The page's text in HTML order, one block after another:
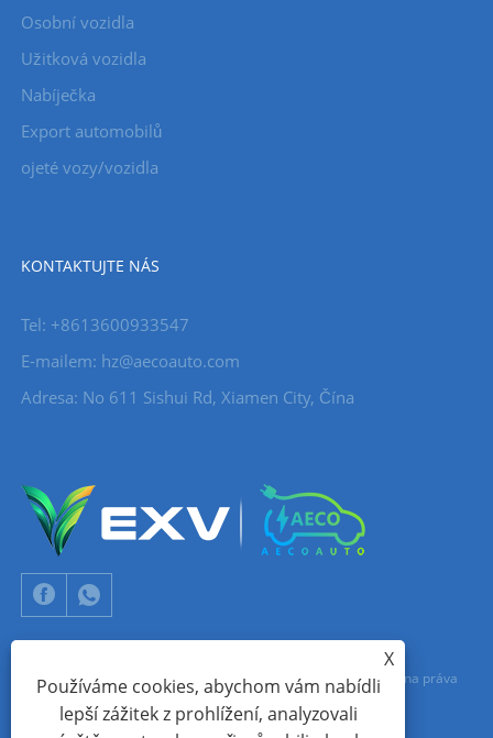
Osobní vozidla
Užitková vozidla
Nabíječka
Export automobilů
ojeté vozy/vozidla
KONTAKTUJTE NÁS
Tel: +8613600933547
E-mailem: hz@aecoauto.com
Adresa: No 611 Sishui Rd, Xiamen City, Čína
Copyright © 2024 Xiamen Aecoauto Technology Co., Ltd. Všechna práva
vyhrazena.
X
Používáme cookies, abychom vám nabídli
lepší zážitek z prohlížení, analyzovali